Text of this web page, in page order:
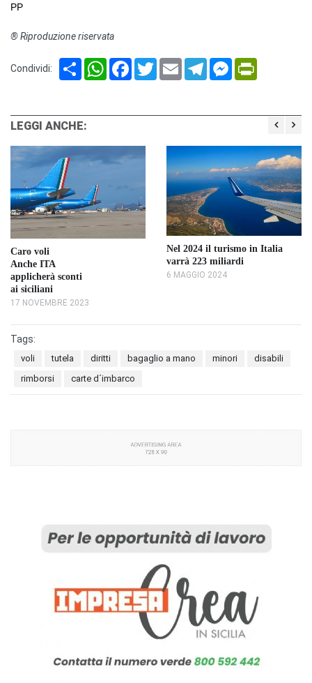
PP
® Riproduzione riservata
Condividi: Share WhatsAppFacebook
TwitterEmail TelegramMessenger
LEGGI ANCHE:
Caro voli
Anche ITA
applicherà sconti
ai siciliani
17 NOVEMBRE 2023
Nel 2024 il turismo in Italia
varrà 223 miliardi
6 MAGGIO 2024
Tags:
voli tutela diritti bagaglio a mano minori
disabili
rimborsi
carte d´imbarco